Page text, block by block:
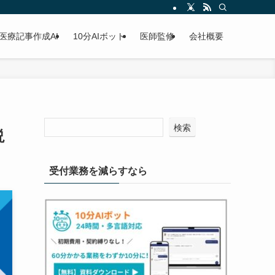
療記事作成AI 10分AIボット 医師監修 会社概要
検索
受付業務を減らすなら